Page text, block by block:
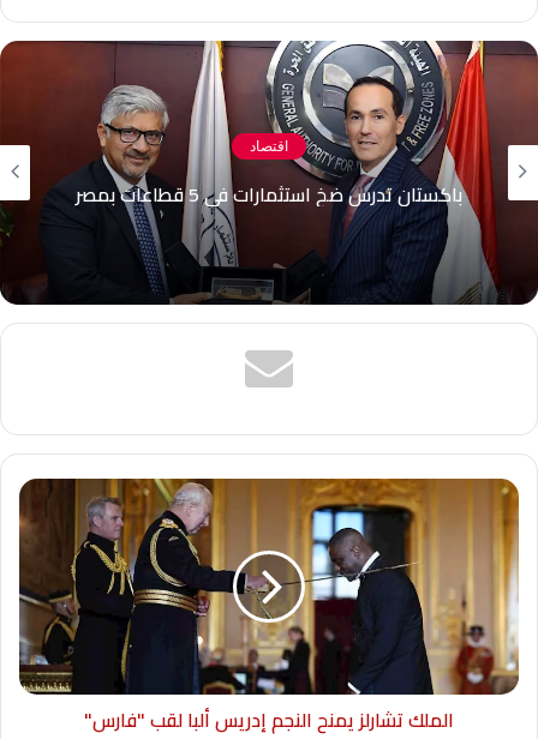
اقتصاد
باكستان تدرس ضخ استثمارات في 5 قطاعات بمصر
الملك تشارلز يمنح النجم إدريس ألبا لقب "فارس"